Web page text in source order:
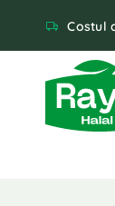
Costul